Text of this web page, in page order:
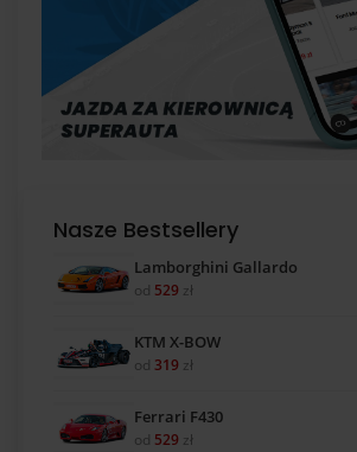
Nasze Bestsellery
Lamborghini Gallardo
od 529 zł
KTM X-BOW
od 319 zł
Ferrari F430
od 529 zł